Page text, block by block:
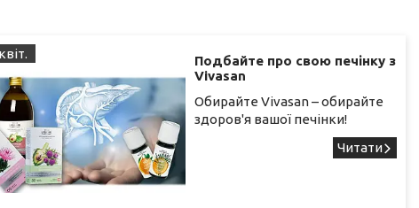
Подбайте про свою печінку з
Vivasan
Обирайте Vivasan – обирайте
здоров'я вашої печінки!